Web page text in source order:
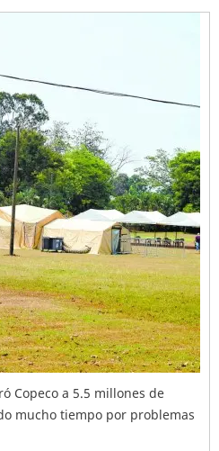
Copeco a 5.5 millones de
mucho tiempo por problemas